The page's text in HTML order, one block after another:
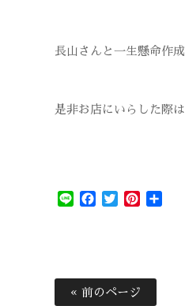
長山さんと一生懸命作
是非お店にいらした際
Line Facebook
Twitter
« 前のページ